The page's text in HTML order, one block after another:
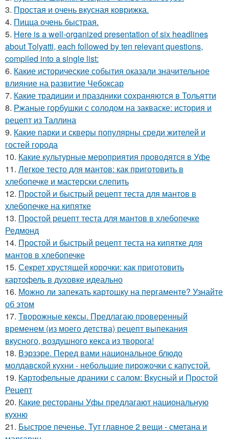
3. Простая и очень вкусная коврижка.
4. Пицца очень быстрая.
5. Here is a well-organized presentation of six headlines
about Tolyatti, each followed by ten relevant questions,
compiled into a single list:
6. Какие исторические события оказали значительное
влияние на развитие Чебоксар
7. Какие традиции и праздники сохраняются в Тольятти
8. Ржаные горбушки с солодом на закваске: история и
рецепт из Таллина
9. Какие парки и скверы популярны среди жителей и
гостей города
10. Какие культурные мероприятия проводятся в Уфе
11. Легкое тесто для мантов: как приготовить в
хлебопечке и мастерски слепить
12. Простой и быстрый рецепт теста для мантов в
хлебопечке на кипятке
13. Простой рецепт теста для мантов в хлебопечке
Редмонд
14. Простой и быстрый рецепт теста на кипятке для
мантов в хлебопечке
15. Секрет хрустящей корочки: как приготовить
картофель в духовке идеально
16. Можно ли запекать картошку на пергаменте? Узнайте
об этом
17. Творожные кексы. Предлагаю проверенный
временем (из моего детства) рецепт выпекания
вкусного, воздушного кекса из творога!
18. Вэрзэре. Перед вами национальное блюдо
молдавской кухни - небольшие пирожочки с капустой.
19. Картофельные драники с салом: Вкусный и Простой
Рецепт
20. Какие рестораны Уфы предлагают национальную
кухню
21. Быстрое печенье. Тут главное 2 вещи - сметана и